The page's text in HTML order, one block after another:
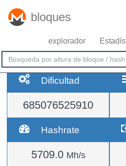
bloques
explorador
Dificultad
685076525910
Hashrate
5709.0 Mh/s